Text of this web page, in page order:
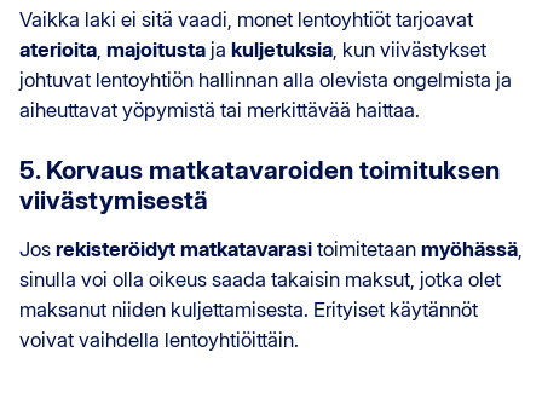
Vaikka laki ei sitä vaadi, monet lentoyhtiöt tarjoavat
aterioita majoitusta ja kuljetuksia , kun viivästykset
johtuvat lentoyhtiön hallinnan alla olevista ongelmista ja
aiheuttavat yöpymistä tai merkittävää haittaa.
5. Korvaus matkatavaroiden toimituksen
viivästymisestä
Jos rekisteröidyt matkatavarasi toimitetaan myöhässä
sinulla voi olla oikeus saada takaisin maksut, jotka olet
maksanut niiden kuljettamisesta. Erityiset käytännöt
voivat vaihdella lentoyhtiöittäin.